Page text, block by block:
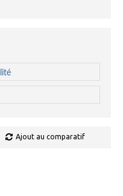
Ajout au comparatif